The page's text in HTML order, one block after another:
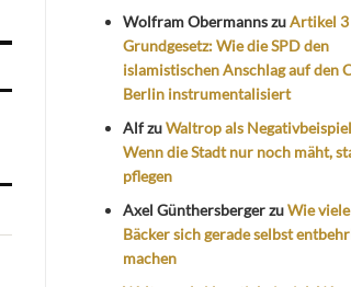
Wolfram ObermannszuArtikel 3
Grundgesetz: Wie die SPD den
islamistischen Anschlag auf den
Berlin instrumentalisiert
AlfzuWaltrop als
Wenn die Stadt nur noch mäht,
pflegen
Axel GünthersbergerzuWie viele
Bäcker sich gerade selbst
machen